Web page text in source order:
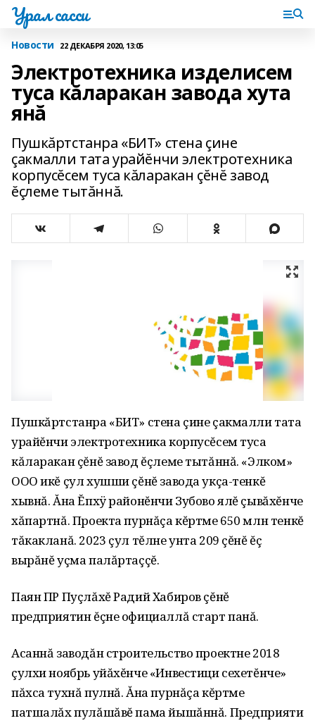
Урал сасси
Новости 22 ДЕКАБРЯ 2020, 13:05
Электротехника изделисем
туса кăларакан завода хута
янă
Пушкăртстанра «БИТ» стена çине
çакмалли тата урайĕнчи электротехника
корпусĕсем туса кăларакан çĕнĕ завод
ĕçлеме тытăннă.
Пушкăртстанра «БИТ» стена çине çакмалли тата
урайĕнчи электротехника корпусĕсем туса
кăларакан çĕнĕ завод ĕçлеме тытăннă. «Элком»
ООО икĕ çул хушши çĕнĕ завода укçа-тенкĕ
хывнă. Ăна Ĕпхÿ районĕнчи Зубово ялĕ çывăхĕнче
хăпартнă. Проекта пурнăçа кĕртме 650 млн тенкĕ
тăкакланă. 2023 çул тĕлне унта 209 çĕнĕ ĕç
вырăнĕ уçма палăртаççĕ.
Паян ПР Пуçлăхĕ Радий Хабиров çĕнĕ
предприятин ĕçне официаллă старт панă.
Асаннă заводăн строительство проектне 2018
çулхи ноябрь уйăхĕнче «Инвестици сехетĕнче»
пăхса тухнă пулнă. Ăна пурнăçа кĕртме
патшалăх пулăшăвĕ пама йышăннă. Предприяти